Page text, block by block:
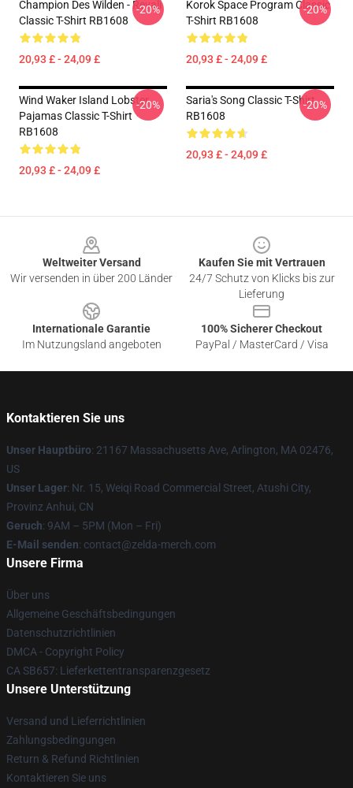
Champion Des Wilden - Revali
Classic T-Shirt RB1608
20,93 £ - 24,09 £
-20%
Korok Space Program Classic
T-Shirt RB1608
20,93 £ - 24,09 £
-20%
Wind Waker Island Lobster
Pajamas Classic T-Shirt
RB1608
20,93 £ - 24,09 £
-20%
Saria's Song Classic T-Shirt
RB1608
20,93 £ - 24,09 £
-20%
Weltweiter Versand
Wir versenden in über 200 Länder
Kaufen Sie mit Vertrauen
24/7 Schutz von Klicks bis zur
Lieferung
Internationale Garantie
Im Nutzungsland angeboten
100% Sicherer Checkout
PayPal / MasterCard / Visa
Kontaktieren Sie uns
Unser Hauptbüro: 21167 Massachusetts Ave, Arlington, MA 02476,
US
Unser Lager: Nr. 15, Weiqi Road Commercial Street, Atushi City,
Provinz Anhui, CN
Geruch: 9AM – 5PM (Mon – Fri)
E-Mail senden: contact@zelda-merch.com
Unsere Firma
Über uns
Allgemeine Geschäftsbedingungen
Datenschutzrichtlinien
DMCA - Copyright Policy
CA SB657: Lieferkettentransparenzgesetz
Unsere Unterstützung
Versand und Lieferrichtlinien
Zahlungsbedingungen
Return & Refund Richtlinien
Kontaktieren Sie uns